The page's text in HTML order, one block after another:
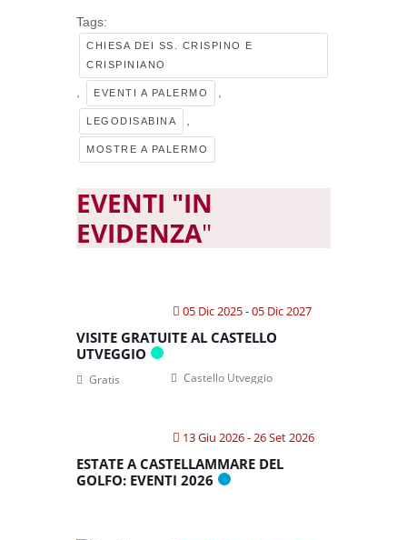
Tags:
CHIESA DEI SS. CRISPINO E
CRISPINIANO
EVENTI A PALERMO
LEGODISABINA
MOSTRE A PALERMO
EVENTI "IN
EVIDENZA"
05 Dic 2025- 05 Dic 2027
VISITE GRATUITE AL CASTELLO
UTVEGGIO
Castello Utveggio
Gratis
13 Giu 2026- 26 Set 2026
ESTATE A CASTELLAMMARE DEL
GOLFO: EVENTI 2026